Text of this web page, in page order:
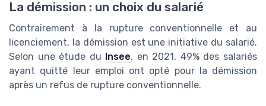
La démission : un choix du salarié
Contrairement à la rupture conventionnelle et au
licenciement, la démission est une initiative du salarié.
Selon une étude du Insee, en 2021, 49% des salariés
ayant quitté leur emploi ont opté pour la démission
après un refus de rupture conventionnelle.